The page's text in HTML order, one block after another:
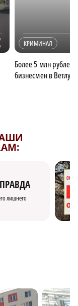
КРИМИНАЛ
Более 5 млн рублей
бизнесмен в
лишнего